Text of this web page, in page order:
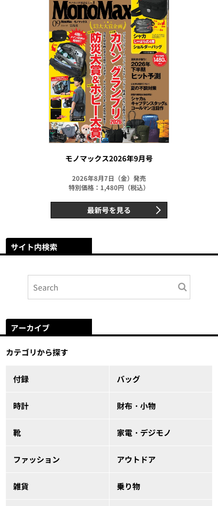
モノマックス2026年9月号
2026年8月7日（金）発売
特別価格：1,480円（税込）
最新号を見る
サイト内検索
アーカイブ
カテゴリから探す
付録 バッグ
時計 財布・小物
靴 家電・デジモノ
ファッション アウトドア
雑貨 乗り物